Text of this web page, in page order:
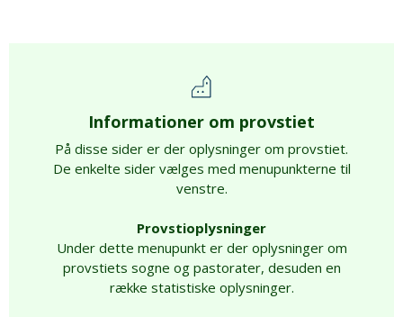
Informationer om provstiet
På disse sider er der oplysninger om provstiet.
De enkelte sider vælges med menupunkterne til
venstre.
Provstioplysninger
Under dette menupunkt er der oplysninger om
provstiets sogne og pastorater, desuden en
række statistiske oplysninger.